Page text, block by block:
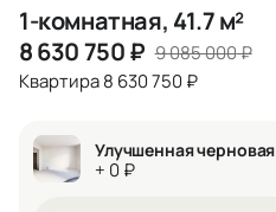
1-комнатная, 41.7 м²
8 630 750₽ 9 085 000₽
Квартира 8 630 750 ₽
Улучшенная черновая
+ 0 ₽